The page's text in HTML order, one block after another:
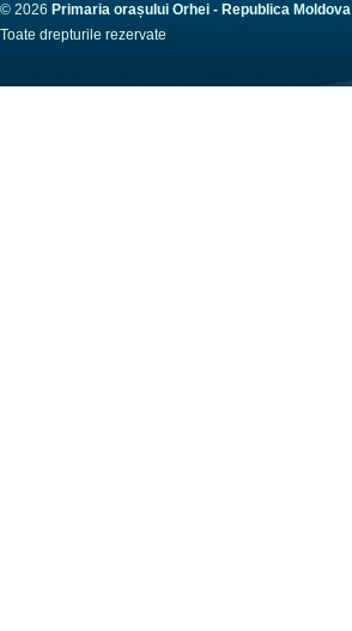
© 2026 Primaria orașului Orhei - Republica Moldova
Toate drepturile rezervate